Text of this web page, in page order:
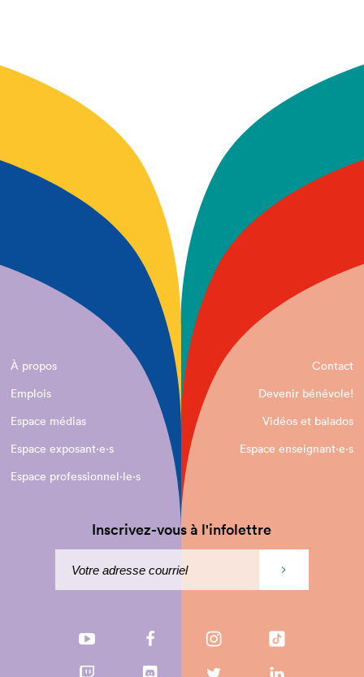
À propos
Contact
Emplois
Devenir bénévole!
Espace médias
Vidéos et balados
Espace exposant·e⋅s
Espace enseignant·e⋅s
Espace professionnel·le⋅s
Inscrivez-vous à l'infolettre